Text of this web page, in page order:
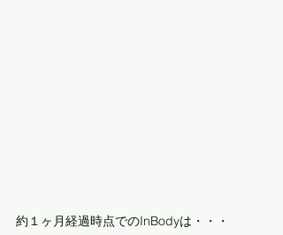
約１ヶ月経過時点でのInBodyは・・・